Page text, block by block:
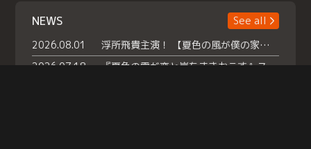
NEWS
See all
2026.08.01
浮所飛貴主演！ 【夏色の風が僕の家にやってきた】 本日よりテラサで独占配信スタート！
2026.07.18
『夏色の雲が恋と嵐をまきおこす』スペシャルメイキング 【Part1】2026年７月18日（土）23時30分～配信スタート！話題のシーンの裏側を大公開！豪華キャスト大集合！ 『武宮家 真夏の家族会議』開催！